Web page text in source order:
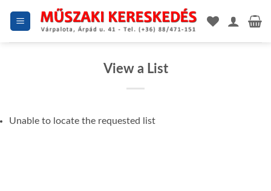
View a List
Unable to locate the requested list